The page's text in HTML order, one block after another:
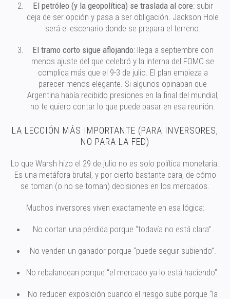
El petróleo (y la geopolítica) se traslada al core: subir
deja de ser opción y pasa a ser obligación. Jackson Hole
será el escenario donde se prepara el terreno.
El tramo corto sigue aflojando: llega a septiembre con
menos ajuste del que celebró y la interna del FOMC se
complica más que el 9-3 de julio. El plan empieza a
parecer menos elegante. Si algunos opinaban que
Argentina había recibido presiones en la final del mundial,
no te quiero contar lo que puede pasar en esa reunión.
LA LECCIÓN MÁS IMPORTANTE (PARA INVERSORES,
NO PARA LA FED)
Lo que Warsh hizo el 29 de julio no es solo política monetaria.
Es una metáfora brutal, y por cierto bastante cara, de cómo
se toman (o no se toman) decisiones en los mercados.
Muchos inversores viven exactamente en esa lógica:
No cortan una pérdida porque “todavía no está clara”.
No venden un ganador porque “puede seguir subiendo”.
No rebalancean porque “el mercado ya lo está haciendo”.
No reducen exposición cuando el riesgo sube porque “la